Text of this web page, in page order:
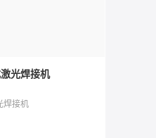
光焊接机
焊接机